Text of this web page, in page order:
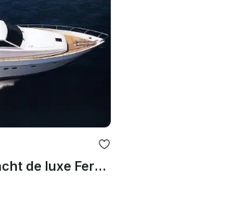
Location d'un méga-yacht de luxe Ferreti Power à Eilat, Israël